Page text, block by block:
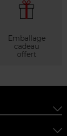
Emballage
cadeau
offert